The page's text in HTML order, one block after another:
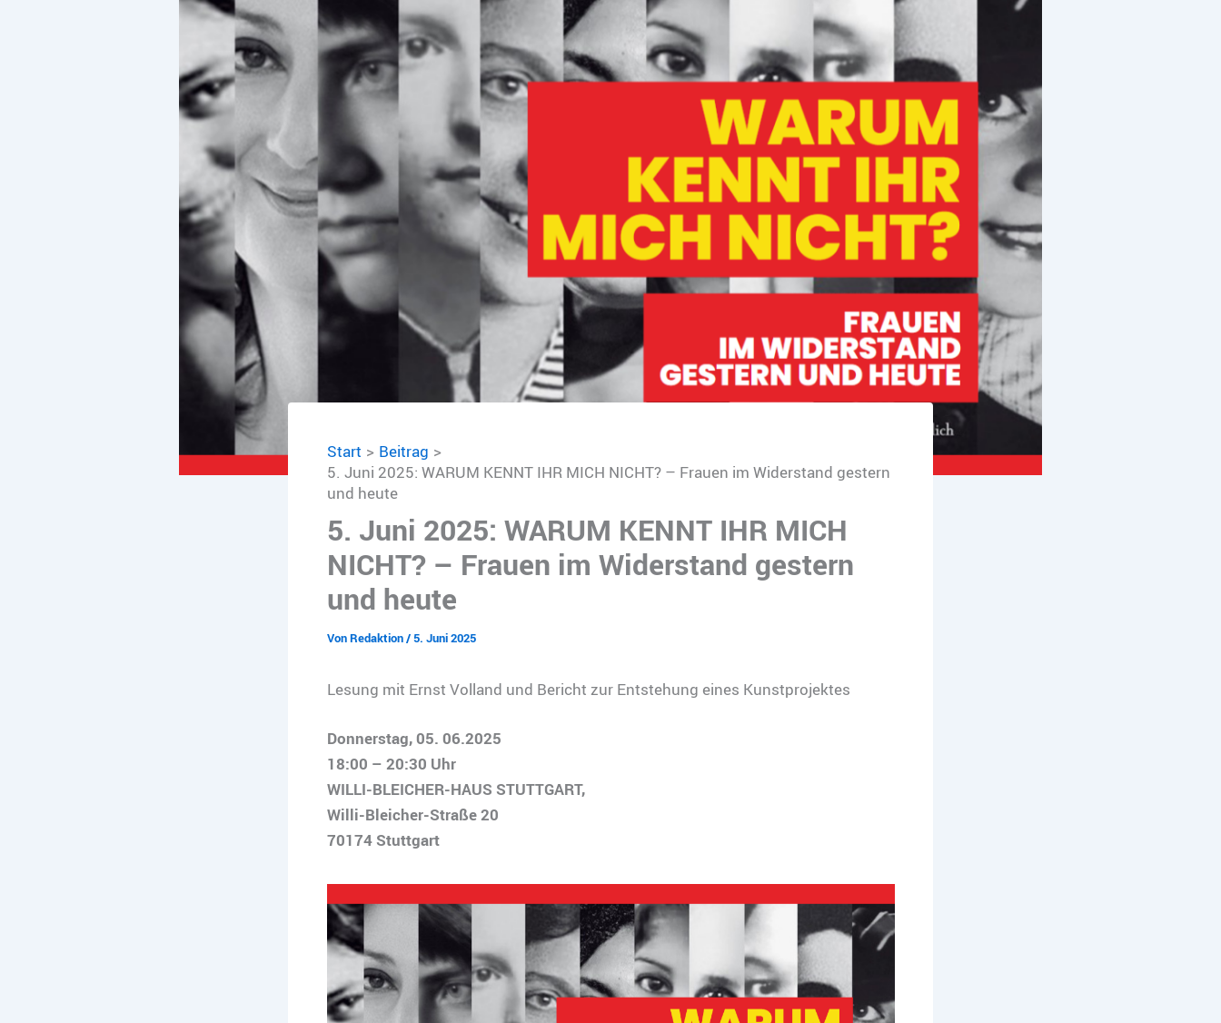
Start
Beitrag
5. Juni 2025: WARUM KENNT IHR MICH NICHT? – Frauen im Widerstand gestern
und heute
5. Juni 2025: WARUM KENNT IHR MICH
NICHT? – Frauen im Widerstand gestern
und heute
VonRedaktion/5. Juni 2025
Lesung mit Ernst Volland und Bericht zur Entstehung eines Kunstprojektes
Donnerstag, 05. 06.2025
18:00 – 20:30 Uhr
WILLI-BLEICHER-HAUS STUTTGART,
Willi-Bleicher-Straße 20
70174 Stuttgart